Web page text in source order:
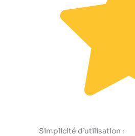
Simplicité d’utilisation :